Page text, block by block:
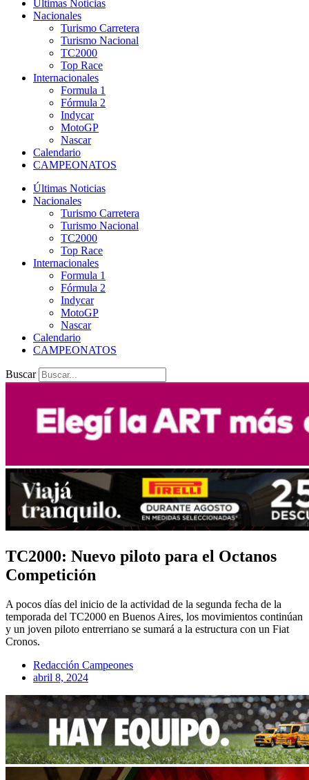
Últimas Noticias
Nacionales
Turismo Carretera
Turismo Nacional
TC2000
Top Race
Internacionales
Formula 1
Fórmula 2
Indycar
MotoGP
Nascar
Calendario
CAMPEONATOS
Últimas Noticias
Nacionales
Turismo Carretera
Turismo Nacional
TC2000
Top Race
Internacionales
Formula 1
Fórmula 2
Indycar
MotoGP
Nascar
Calendario
CAMPEONATOS
Buscar
TC2000: Nuevo piloto para el Octanos
Competición
A pocos días del inicio de la actividad de la segunda fecha de la
temporada del TC2000 en Buenos Aires, los movimientos continúan
y un joven piloto entrerriano se sumará a la estructura con un Fiat
Cronos.
Redacción Campeones
abril 8, 2024